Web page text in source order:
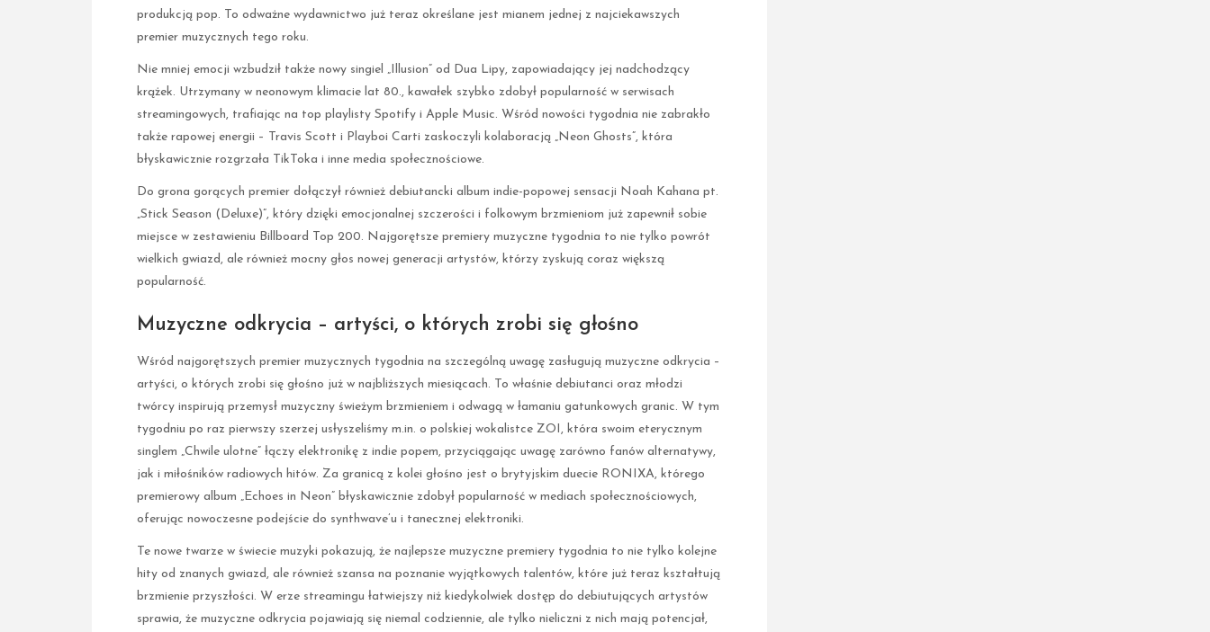
produkcją pop. To odważne wydawnictwo już teraz określane jest mianem jednej z najciekawszych
premier muzycznych tego roku.
Nie mniej emocji wzbudził także nowy singiel „Illusion” od Dua Lipy, zapowiadający jej nadchodzący
krążek. Utrzymany w neonowym klimacie lat 80., kawałek szybko zdobył popularność w serwisach
streamingowych, trafiając na top playlisty Spotify i Apple Music. Wśród nowości tygodnia nie zabrakło
także rapowej energii – Travis Scott i Playboi Carti zaskoczyli kolaboracją „Neon Ghosts”, która
błyskawicznie rozgrzała TikToka i inne media społecznościowe.
Do grona gorących premier dołączył również debiutancki album indie-popowej sensacji Noah Kahana pt.
„Stick Season (Deluxe)”, który dzięki emocjonalnej szczerości i folkowym brzmieniom już zapewnił sobie
miejsce w zestawieniu Billboard Top 200. Najgorętsze premiery muzyczne tygodnia to nie tylko powrót
wielkich gwiazd, ale również mocny głos nowej generacji artystów, którzy zyskują coraz większą
popularność.
Muzyczne odkrycia – artyści, o których zrobi się głośno
Wśród najgorętszych premier muzycznych tygodnia na szczególną uwagę zasługują muzyczne odkrycia –
artyści, o których zrobi się głośno już w najbliższych miesiącach. To właśnie debiutanci oraz młodzi
twórcy inspirują przemysł muzyczny świeżym brzmieniem i odwagą w łamaniu gatunkowych granic. W tym
tygodniu po raz pierwszy szerzej usłyszeliśmy m.in. o polskiej wokalistce ZOI, która swoim eterycznym
singlem „Chwile ulotne” łączy elektronikę z indie popem, przyciągając uwagę zarówno fanów alternatywy,
jak i miłośników radiowych hitów. Za granicą z kolei głośno jest o brytyjskim duecie RONIXA, którego
premierowy album „Echoes in Neon” błyskawicznie zdobył popularność w mediach społecznościowych,
oferując nowoczesne podejście do synthwave’u i tanecznej elektroniki.
Te nowe twarze w świecie muzyki pokazują, że najlepsze muzyczne premiery tygodnia to nie tylko kolejne
hity od znanych gwiazd, ale również szansa na poznanie wyjątkowych talentów, które już teraz kształtują
brzmienie przyszłości. W erze streamingu łatwiejszy niż kiedykolwiek dostęp do debiutujących artystów
sprawia, że muzyczne odkrycia pojawiają się niemal codziennie, ale tylko nieliczni z nich mają potencjał,